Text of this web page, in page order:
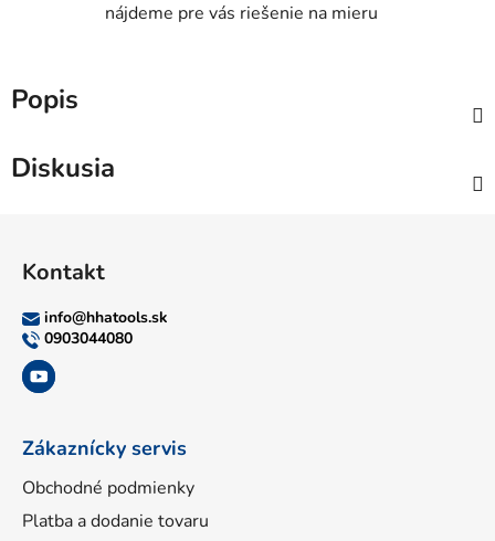
nájdeme pre vás riešenie na mieru
Popis
Diskusia
Kontakt
info@hhatools.sk
0903044080
Zákaznícky servis
Obchodné podmienky
Platba a dodanie tovaru